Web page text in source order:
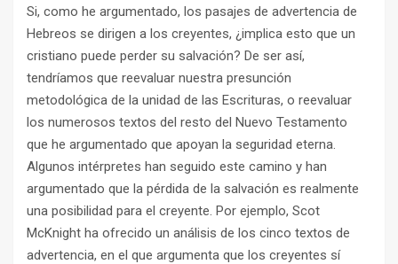
Si, como he argumentado, los pasajes de advertencia de
Hebreos se dirigen a los creyentes, ¿implica esto que un
cristiano puede perder su salvación? De ser así,
tendríamos que reevaluar nuestra presunción
metodológica de la unidad de las Escrituras, o reevaluar
los numerosos textos del resto del Nuevo Testamento
que he argumentado que apoyan la seguridad eterna.
Algunos intérpretes han seguido este camino y han
argumentado que la pérdida de la salvación es realmente
una posibilidad para el creyente. Por ejemplo, Scot
McKnight ha ofrecido un análisis de los cinco textos de
advertencia, en el que argumenta que los creyentes sí